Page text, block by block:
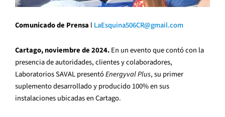
Comunicado de Prensa l LaEsquina506CR@gmail.com
Cartago, noviembre de 2024.En un evento que contó con la
presencia de autoridades, clientes y colaboradores,
Laboratorios SAVAL presentóEnergyval Plus, su primer
suplemento desarrollado y producido 100% en sus
instalaciones ubicadas en Cartago.